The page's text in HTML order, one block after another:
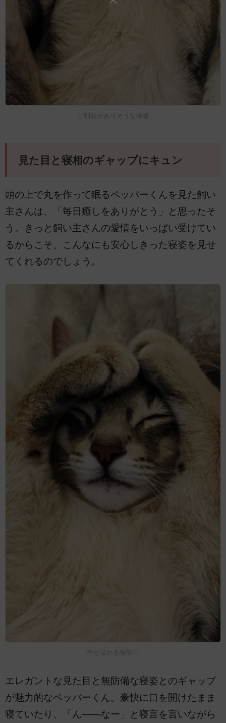
ご利益がありそうな寝姿
見た目と寝相のギャップにキュン
頭の上で丸を作って眠るペッパーくんを見た飼い
主さんは、「毎日癒しをありがとう」と思ったそ
う。きっと飼い主さんの愛情をいっぱい受けてい
るからこそ、こんなにも安心しきった寝姿を見せ
てくれるのでしょう。
幸せ溢れる寝顔♡
エレガントな見た目と無防備な寝姿とのギャップ
が魅力的なペッパーくん。豪快に口を開けたまま
寝ていたり、「ん――なー」と寝言を言いながら